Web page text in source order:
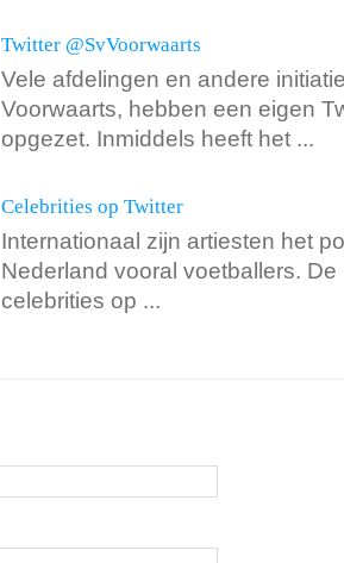
Twitter @SvVoorwaarts
Vele afdelingen en andere
Voorwaarts, hebben een eigen
opgezet. Inmiddels heeft het ...
Celebrities op Twitter
Internationaal zijn artiesten het
Nederland vooral voetballers.
celebrities op ...